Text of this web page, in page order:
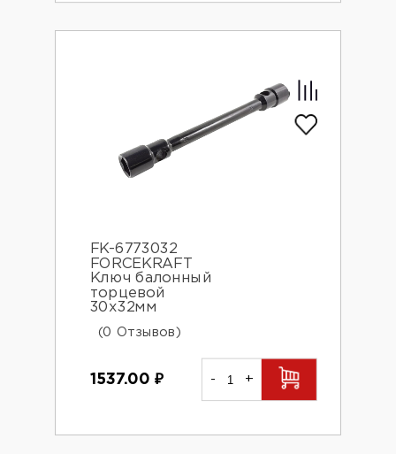
FK-6773032
FORCEKRAFT
Ключ балонный
торцевой
30х32мм
(0 Отзывов)
1537.00 ₽ - +